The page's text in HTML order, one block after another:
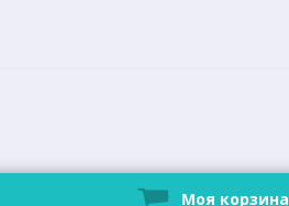
Моя корзина